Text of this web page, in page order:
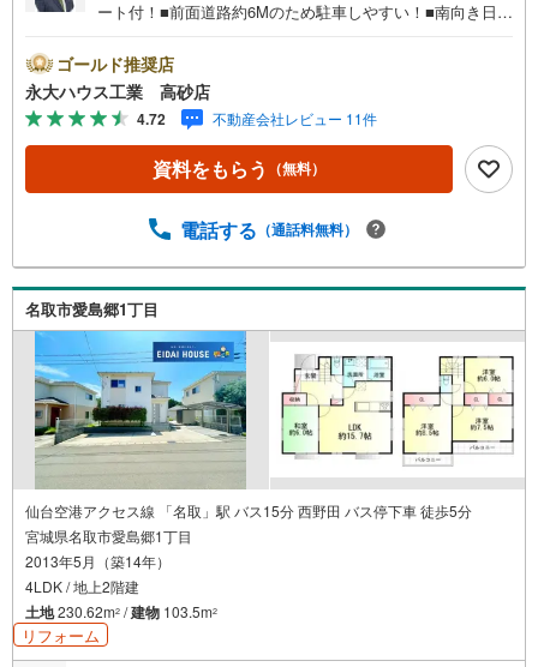
ート付！■前面道路約6Mのため駐車しやすい！■南向き日当
ギフトプレゼント実施中■デジコ詳細はHP参照～永大ハウ
ス工業の強み～仙台市を中心に宮城県内の多数店舗で展開
中！こちらでは当社の強みを大きく2つに分けてご紹介！1.
＜豊富な不動産知識＞戸建・マンション・土地...と種別を
問わず不動産を取り扱っております。更に教育施設や商業
施設、子育て環境や行政などの地域情報を総合し、お客様
トさせて頂きます。2.＜経験豊富なスタッフ＞当社では
関する様々なご質問はもちろん、ご購入時に気になる住宅
ローン各種税金についても、誠心誠意ご説明させて頂きま
す。各店舗ではキッズスペースも完備！お子様連れのご家
族様で是非お越しください。現地のご案内も可能ですの
で、どうぞお気軽にお問い合わせください！
ゴールド推奨店
永大ハウス工業 高砂店
4.72 不動産会社レビュー 11件
資料をもらう （無料）
電話する （通話料無料）
名取市愛島郷1丁目
仙台空港アクセス線 「名取」駅 バス15分 西野田 バス停下車 徒歩5分
宮城県名取市愛島郷1丁目
2013年5月（築14年）
4LDK / 地上2階建
土地230.62m2 /建物 103.5m2
リフォーム